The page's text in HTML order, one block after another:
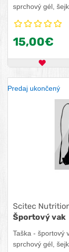
sprchový gél,
15,00€
Predaj ukončený
Scitec
Športový vak
Taška - športový
sprchový gél,